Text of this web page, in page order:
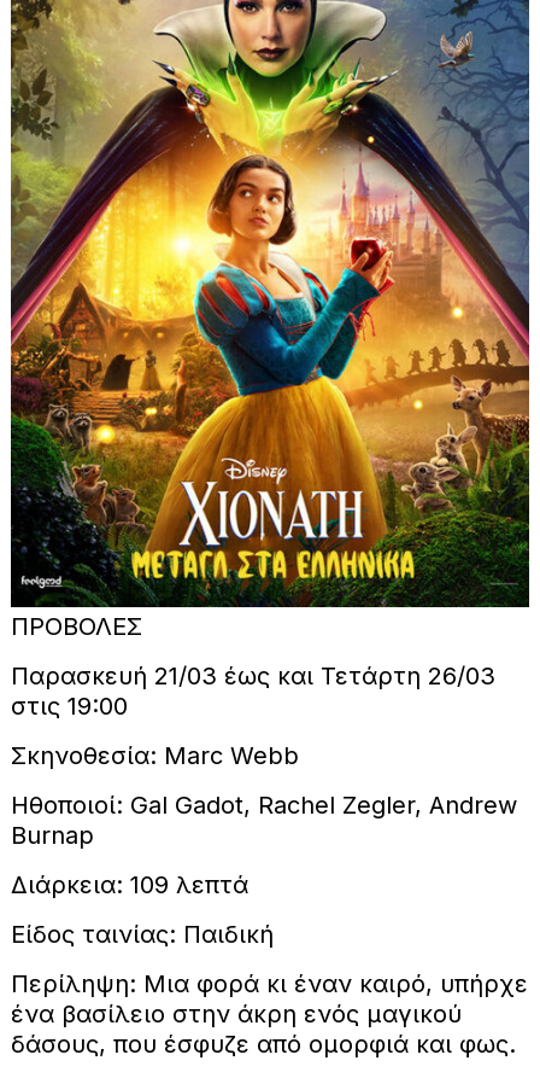
ΠΡΟΒΟΛΕΣ
Παρασκευή 21/03 έως και Τετάρτη 26/03
στις 19:00
Σκηνοθεσία: Marc Webb
Ηθοποιοί: Gal Gadot, Rachel Zegler, Andrew
Burnap
Διάρκεια: 109 λεπτά
Είδος ταινίας: Παιδική
Περίληψη: Μια φορά κι έναν καιρό, υπήρχε
ένα βασίλειο στην άκρη ενός μαγικού
δάσους, που έσφυζε από ομορφιά και φως.